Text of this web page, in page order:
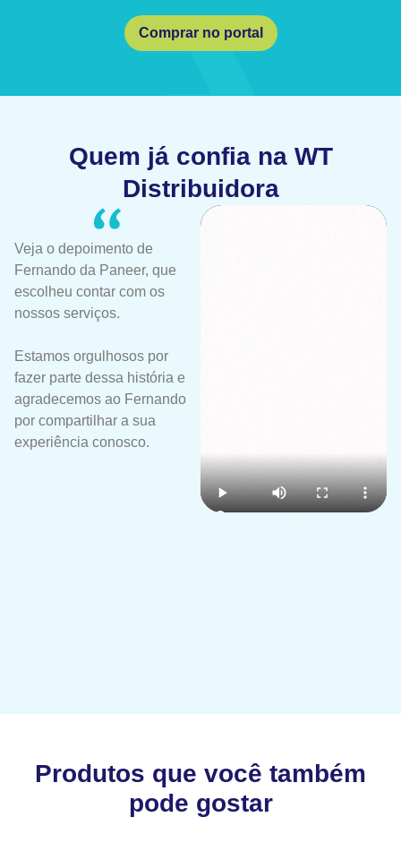
Comprar no portal
Quem já confia na WT
Distribuidora
Veja o depoimento de
Fernando da Paneer, que
escolheu contar com os
nossos serviços.
Estamos orgulhosos por
fazer parte dessa história e
agradecemos ao Fernando
por compartilhar a sua
experiência conosco.
Produtos que você também
pode gostar